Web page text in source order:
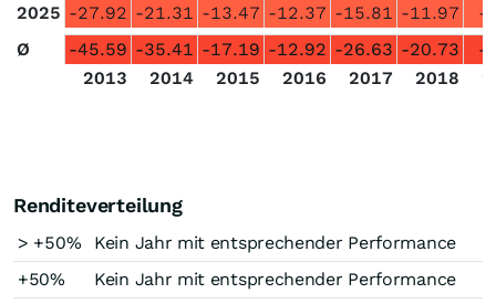
2025 -27.92 -21.31 -13.47 -12.37 -15.81 -11.97
-
Ø
-45.59 -35.41 -17.19 -12.92 -26.63 -20.73
-
2013
2014 2015 2016 2017 2018
Renditeverteilung
> +50%
Kein Jahr mit entsprechender Performance
+50%
Kein Jahr mit entsprechender Performance